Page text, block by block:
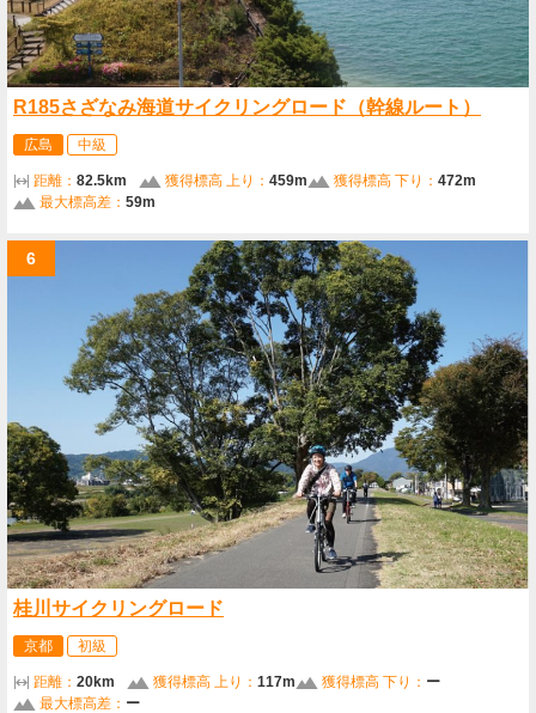
R185さざなみ海道サイクリングロード（幹線ルート）
広島 中級
距離： 82.5km 獲得標高 上り： 459m 獲得標高 下り： 472m
最大標高差： 59m
桂川サイクリングロード
京都 初級
距離： 20km 獲得標高 上り： 117m 獲得標高 下り： ー
最大標高差： ー